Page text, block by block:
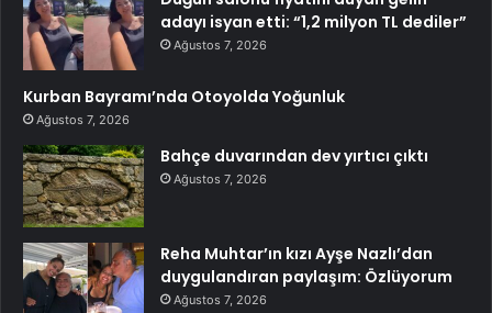
adayı isyan etti: “1,2 milyon TL dediler”
Ağustos 7, 2026
Kurban Bayramı’nda Otoyolda Yoğunluk
Ağustos 7, 2026
Bahçe duvarından dev yırtıcı çıktı
Ağustos 7, 2026
Reha Muhtar’ın kızı Ayşe Nazlı’dan
duygulandıran paylaşım: Özlüyorum
Ağustos 7, 2026